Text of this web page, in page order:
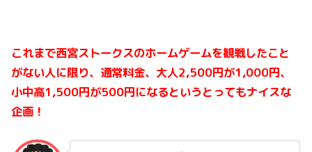
これまで西宮ストークスのホームゲームを観戦したこと
がない人に限り、通常料金、大人2,500円が1,000円、
小中高1,500円が500円になるというとってもナイスな
企画！